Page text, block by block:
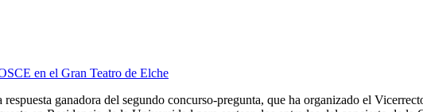
en el Gran Teatro de Elche
ganadora del segundo concurso-pregunta, que ha organizado el